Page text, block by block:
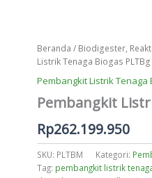
Beranda / Biodigester,
Listrik Tenaga Biogas
Pembangkit Listrik Tenaga
Pembangkit
Rp262.199.950
SKU: PLTBM Kategori:
Tag: pembangkit listrik